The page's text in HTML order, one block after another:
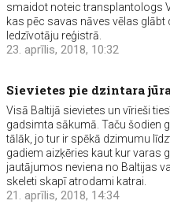
smaidot noteic transplantologs
kas pēc savas nāves vēlas glābt
Iedzīvotāju reģistrā.
23. aprīlis, 2018, 10:32
Sievietes pie dzintara
Visā Baltijā sievietes un vīrieši
gadsimta sākumā. Taču šodien
tālāk, jo tur ir spēkā dzimumu
gadiem aizķēries kaut kur varas
jautājumos neviena no Baltijas
skeleti skapī atrodami katrai.
21. aprīlis, 2018, 14:34